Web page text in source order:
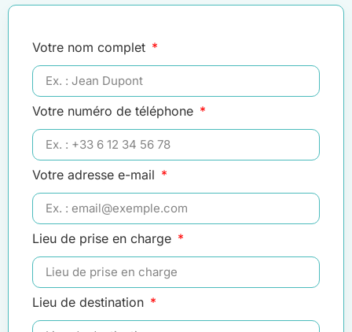
Votre nom complet
Votre numéro de téléphone
Votre adresse e-mail
Lieu de prise en charge
Lieu de destination